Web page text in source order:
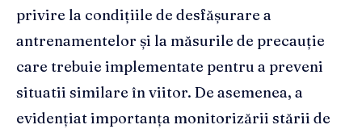
privire la condițiile de desfășurare a
antrenamentelor și la măsurile de precauție
care trebuie implementate pentru a preveni
situatii similare în viitor. De asemenea, a
evidențiat importanța monitorizării stării de